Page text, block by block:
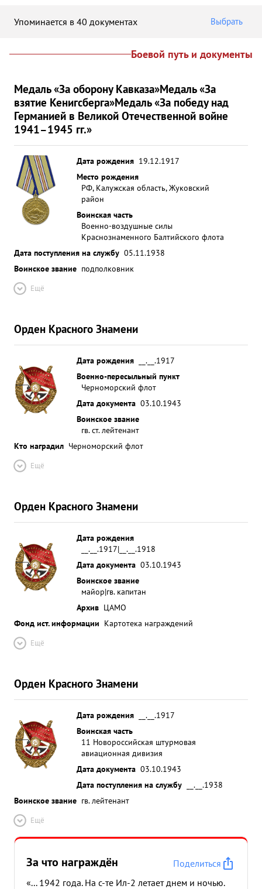
Упоминается в 40 документах Выбрать
Боевой путь и документы
Медаль «За оборону Кавказа»Медаль «За
взятие Кенигсберга»Медаль «За победу над
Германией в Великой Отечественной войне
1941–1945 гг.»
Дата рождения 19.12.1917
Место рождения
РФ, Калужская область, Жуковский
район
Воинская часть
Военно-воздушные силы
Краснознаменного Балтийского флота
Дата поступления на службу 05.11.1938
Воинское звание подполковник
Ещё
Орден Красного Знамени
Дата рождения
__.__.1917
Военно-пересыльный пункт
Черноморский флот
Дата документа 03.10.1943
Воинское звание
гв. ст. лейтенант
Кто наградил Черноморский флот
Ещё
Орден Красного Знамени
Дата рождения
__.__.1917|__.__.1918
Дата документа 03.10.1943
Воинское звание
майор|гв. капитан
Архив ЦАМО
Фонд ист. информации Картотека награждений
Ещё
Орден Красного Знамени
Дата рождения
__.__.1917
Воинская часть
11 Новороссийская штурмовая
авиационная дивизия
Дата документа 03.10.1943
Дата поступления на службу
__.__.1938
Воинское звание гв. лейтенант
Ещё
За что награждён
Поделиться
«... 1942 года. На с-те Ил-2 летает днем и ночью.